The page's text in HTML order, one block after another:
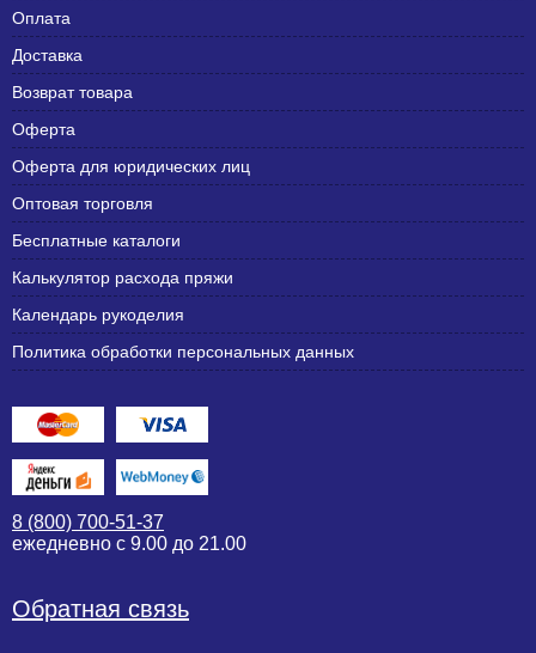
Оплата
Доставка
Возврат товара
Оферта
Оферта для юридических лиц
Оптовая торговля
Бесплатные каталоги
Калькулятор расхода пряжи
Календарь рукоделия
Политика обработки персональных данных
8 (800) 700-51-37
ежедневно с 9.00 до 21.00
Обратная связь